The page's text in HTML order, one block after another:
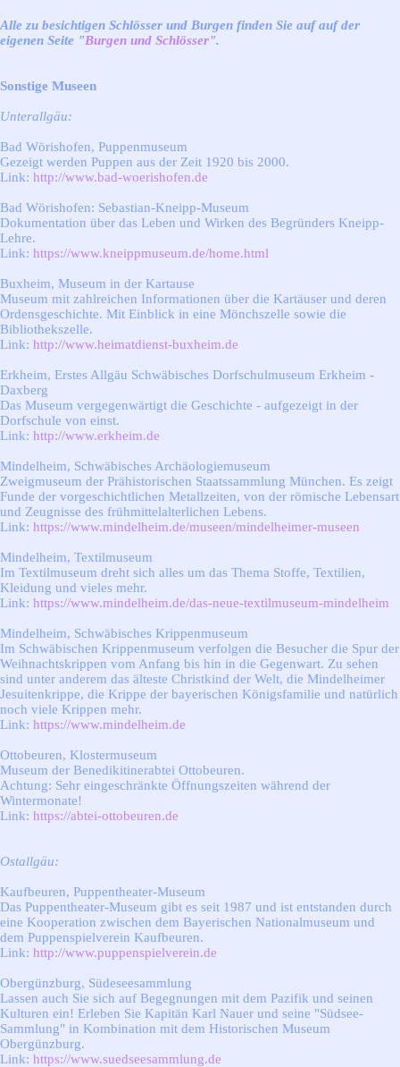
Alle zu besichtigen Schlösser und Burgen finden Sie auf auf der
eigenen Seite "Burgen und Schlösser".
Sonstige Museen
Unterallgäu:
Bad Wörishofen, Puppenmuseum
Gezeigt werden Puppen aus der Zeit 1920 bis 2000.
Link: http://www.bad-woerishofen.de
Bad Wörishofen: Sebastian-Kneipp-Museum
Dokumentation über das Leben und Wirken des Begründers Kneipp-
Lehre.
Link: https://www.kneippmuseum.de/home.html
Buxheim, Museum in der Kartause
Museum mit zahlreichen Informationen über die Kartäuser und deren
Ordensgeschichte. Mit Einblick in eine Mönchszelle sowie die
Bibliothekszelle.
Link: http://www.heimatdienst-buxheim.de
Erkheim, Erstes Allgäu Schwäbisches Dorfschulmuseum Erkheim -
Daxberg
Das Museum vergegenwärtigt die Geschichte - aufgezeigt in der
Dorfschule von einst.
Link: http://www.erkheim.de
Mindelheim, Schwäbisches Archäologiemuseum
Zweigmuseum der Prähistorischen Staatssammlung München. Es zeigt
Funde der vorgeschichtlichen Metallzeiten, von der römische Lebensart
und Zeugnisse des frühmittelalterlichen Lebens.
Link: https://www.mindelheim.de/museen/mindelheimer-museen
Mindelheim, Textilmuseum
Im Textilmuseum dreht sich alles um das Thema Stoffe, Textilien,
Kleidung und vieles mehr.
Link: https://www.mindelheim.de/das-neue-textilmuseum-mindelheim
Mindelheim, Schwäbisches Krippenmuseum
Im Schwäbischen Krippenmuseum verfolgen die Besucher die Spur der
Weihnachtskrippen vom Anfang bis hin in die Gegenwart. Zu sehen
sind unter anderem das älteste Christkind der Welt, die Mindelheimer
Jesuitenkrippe, die Krippe der bayerischen Königsfamilie und natürlich
noch viele Krippen mehr.
Link: https://www.mindelheim.de
Ottobeuren, Klostermuseum
Museum der Benedikitinerabtei Ottobeuren.
Achtung: Sehr eingeschränkte Öffnungszeiten während der
Wintermonate!
Link: https://abtei-ottobeuren.de
Ostallgäu:
Kaufbeuren, Puppentheater-Museum
Das Puppentheater-Museum gibt es seit 1987 und ist entstanden durch
eine Kooperation zwischen dem Bayerischen Nationalmuseum und
dem Puppenspielverein Kaufbeuren.
Link: http://www.puppenspielverein.de
Obergünzburg, Südeseesammlung
Lassen auch Sie sich auf Begegnungen mit dem Pazifik und seinen
Kulturen ein! Erleben Sie Kapitän Karl Nauer und seine "Südsee-
Sammlung" in Kombination mit dem Historischen Museum
Obergünzburg.
Link: https://www.suedseesammlung.de